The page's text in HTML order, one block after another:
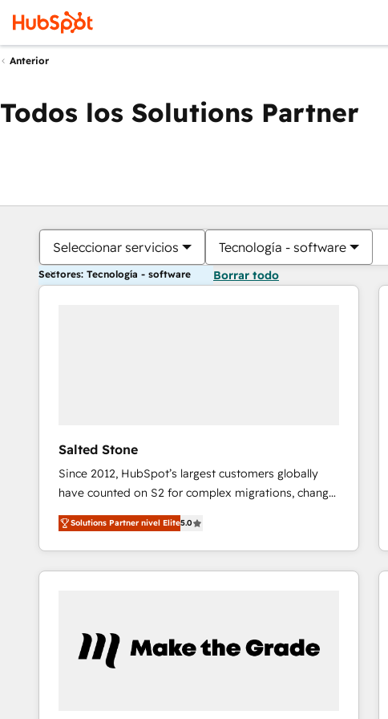
Anterior
Todos los Solutions Partner
Seleccionar servicios Tecnología - software
Sectores: Tecnología - software Borrar todo
Salted Stone
Since 2012, HubSpot’s largest customers globally
have counted on S2 for complex migrations, change
management, systems integration, and creative
solutions that deliver measurable impact and
transform brand experiences As one of the few full-
service creative agencies in the HubSpot
marketing campaigns, & RevOps frameworks that
fuel long-term success We connect the entire
Solutions Partner nivel Elite5.0